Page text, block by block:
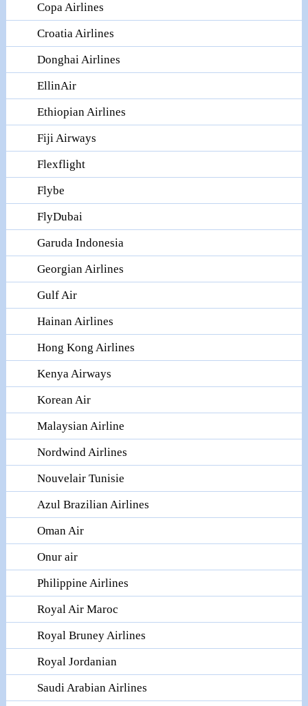
Copa Airlines
Croatia Airlines
Donghai Airlines
EllinAir
Ethiopian Airlines
Fiji Airways
Flexflight
Flybe
FlyDubai
Garuda Indonesia
Georgian Airlines
Gulf Air
Hainan Airlines
Hong Kong Airlines
Kenya Airways
Korean Air
Malaysian Airline
Nordwind Airlines
Nouvelair Tunisie
Azul Brazilian Airlines
Oman Air
Onur air
Philippine Airlines
Royal Air Maroc
Royal Bruney Airlines
Royal Jordanian
Saudi Arabian Airlines